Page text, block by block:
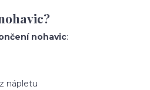
nohavic:
nápletu